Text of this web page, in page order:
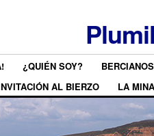
¿QUIÉN SOY?
AL BIERZO
LA MINA